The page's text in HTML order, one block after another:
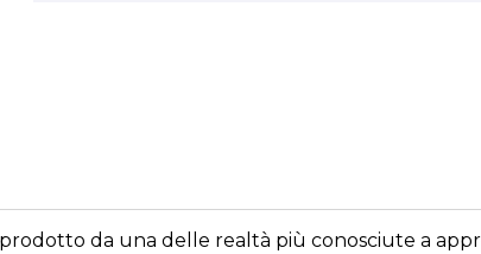
da una delle realtà più conosciute a